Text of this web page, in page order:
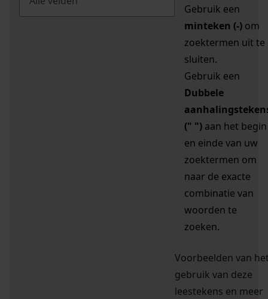
Gebruik een
minteken (-) om
zoektermen uit te
sluiten.
Gebruik een
Dubbele
(" ") aan het begin
en einde van uw
zoektermen om
naar de exacte
combinatie van
woorden te
zoeken.
Voorbeelden van
gebruik van deze
leestekens en meer